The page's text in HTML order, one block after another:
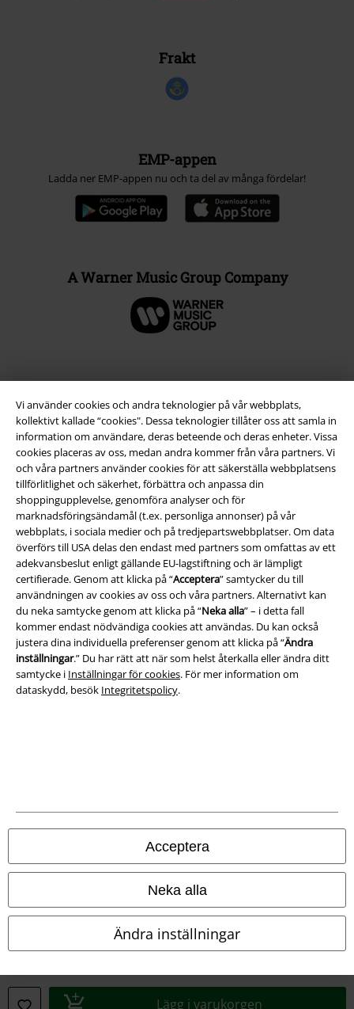
Vi använder cookies och andra teknologier på vår webbplats,
kollektivt kallade “cookies". Dessa teknologier tillåter oss att samla in
information om användare, deras beteende och deras enheter. Vissa
cookies placeras av oss, medan andra kommer från våra partners. Vi
och våra partners använder cookies för att säkerställa webbplatsens
tillförlitlighet och säkerhet, förbättra och anpassa din
shoppingupplevelse, genomföra analyser och för
marknadsföringsändamål (t.ex. personliga annonser) på vår
webbplats, i sociala medier och på tredjepartswebbplatser. Om data
överförs till USA delas den endast med partners som omfattas av ett
adekvansbeslut enligt gällande EU-lagstiftning och är lämpligt
certifierade. Genom att klicka på “Acceptera” samtycker du till
användningen av cookies av oss och våra partners. Alternativt kan
du neka samtycke genom att klicka på “Neka alla” – i detta fall
kommer endast nödvändiga cookies att användas. Du kan också
justera dina individuella preferenser genom att klicka på “Ändra
inställningar.” Du har rätt att när som helst återkalla eller ändra ditt
samtycke i Inställningar för cookies. För mer information om
dataskydd, besök Integritetspolicy.
Acceptera
Neka alla
Ändra inställningar
Lägg i varukorgen
Frakt
EMP-appen
Ladda ner EMP-appen nu och ta del av många fördelar!
A Warner Music Group Company
Juridisk information/Villkor
Villkor
Om oss
Ladda ner villkoren
Avfallshantering och miljöskydd
Försäkran om överensstämmelse
Alla priser inkl. moms.Fraktkostnad tillkommer.
© 1986-2026 E.M.P. Merchandising HGmbH
Våra onlinebutiker
EMP France